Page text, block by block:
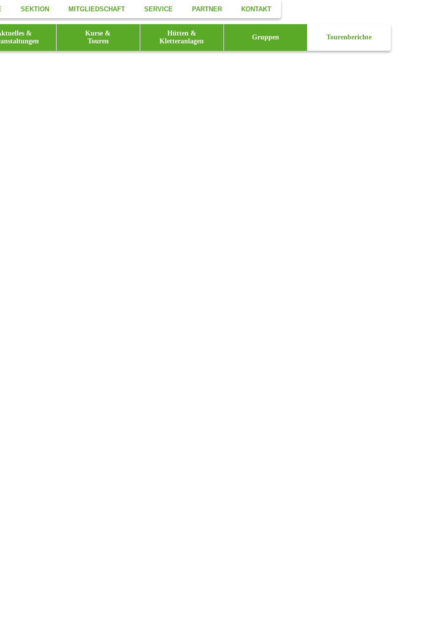
SEKTION MITGLIEDSCHAFT SERVICE PARTNER KONTAKT
Facebook
&
Kurse &
Touren
Hütten &
Kletteranlagen
Gruppen Tourenberichte